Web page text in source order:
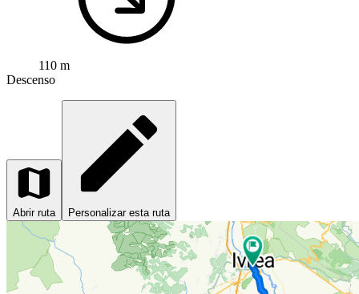
110 m
Descenso
Abrir ruta Personalizar esta ruta